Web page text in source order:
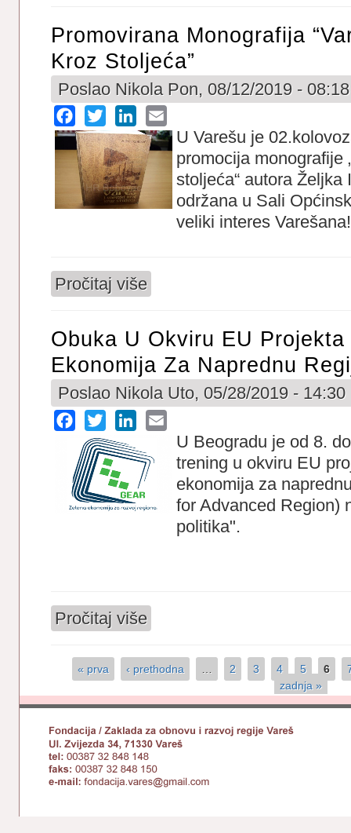
Promovirana Monografija
Kroz Stoljeća”
Poslao Nikola Pon, 08/12/2019 - 08:18
Facebook
Twitter LinkedIn
U Varešu je
promocija monografije
stoljeća“ autora
održana u Sali
veliki interes Varešana!
Pročitaj više
Obuka U Okviru EU
Ekonomija Za Naprednu
Poslao NikolaUto, 05/28/2019 - 14:30
Facebook
Twitter LinkedIn
U Beogradu je od 8.
trening u okviru EU
ekonomija za
for Advanced Region)
politika".
Pročitaj više
Stranice
« prva ‹ prethodna … 2 3 4 5 6
zadnja »